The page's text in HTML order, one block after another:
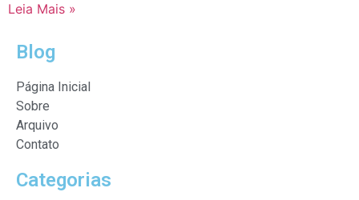
Leia Mais »
Blog
Página Inicial
Sobre
Arquivo
Contato
Categorias